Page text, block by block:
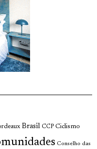
Brasil CCP Ciclismo
Conselho das